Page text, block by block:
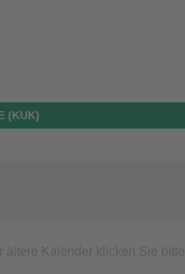
(KUK)
ältere Kalender klicken Sie bitte